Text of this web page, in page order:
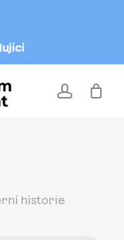
account
historie